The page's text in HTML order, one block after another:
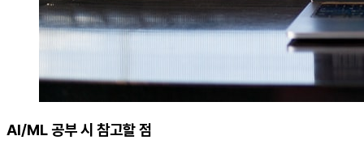
AI/ML 공부 시 참고할 점